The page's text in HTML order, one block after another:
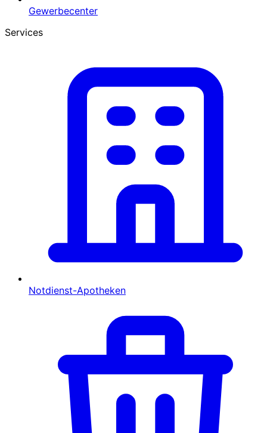
Gewerbecenter
Services
Notdienst-Apotheken